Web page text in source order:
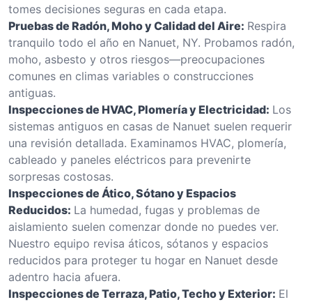
tomes decisiones seguras en cada etapa.
Pruebas de Radón, Moho y Calidad del Aire: Respira
tranquilo todo el año en Nanuet, NY. Probamos radón,
moho, asbesto y otros riesgos—preocupaciones
comunes en climas variables o construcciones
antiguas.
Inspecciones de HVAC, Plomería y Electricidad: Los
sistemas antiguos en casas de Nanuet suelen requerir
una revisión detallada. Examinamos HVAC, plomería,
cableado y paneles eléctricos para prevenirte
sorpresas costosas.
Inspecciones de Ático, Sótano y Espacios
Reducidos: La humedad, fugas y problemas de
aislamiento suelen comenzar donde no puedes ver.
Nuestro equipo revisa áticos, sótanos y espacios
reducidos para proteger tu hogar en Nanuet desde
adentro hacia afuera.
Inspecciones de Terraza, Patio, Techo y Exterior: El